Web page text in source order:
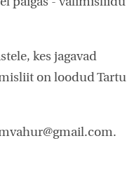
kes jagavad
on loodud Tartu